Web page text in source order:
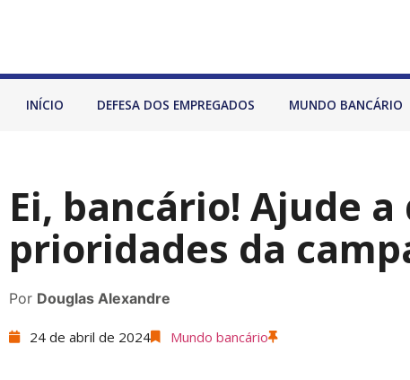
INÍCIO DEFESA DOS EMPREGADOS MUNDO BANCÁRIO
Ei, bancário! Ajude
prioridades da
Por Douglas Alexandre
24 de abril de 2024 Mundo bancário